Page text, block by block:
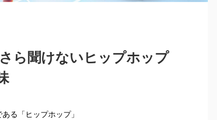
ら聞けないヒップホップ
る「ヒップホップ」